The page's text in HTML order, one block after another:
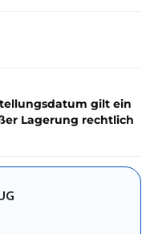
gilt ein
Lagerung rechtlich